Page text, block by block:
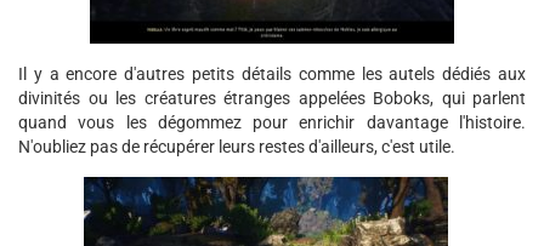
Il y a encore d'autres petits détails comme les autels dédiés aux
divinités ou les créatures étranges appelées Boboks, qui parlent
quand vous les dégommez pour enrichir davantage l'histoire.
N'oubliez pas de récupérer leurs restes d'ailleurs, c'est utile.